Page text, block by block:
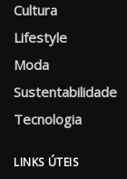
Cultura
Lifestyle
Moda
Sustentabilidade
Tecnologia
LINKS ÚTEIS